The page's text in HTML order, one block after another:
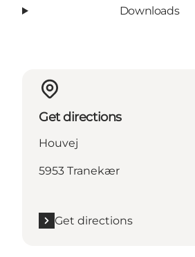
Downloads
Get directions
Houvej
5953 Tranekær
Get directions